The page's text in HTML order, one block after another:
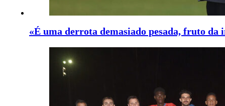
«É uma derrota demasiado pesada, fruto da